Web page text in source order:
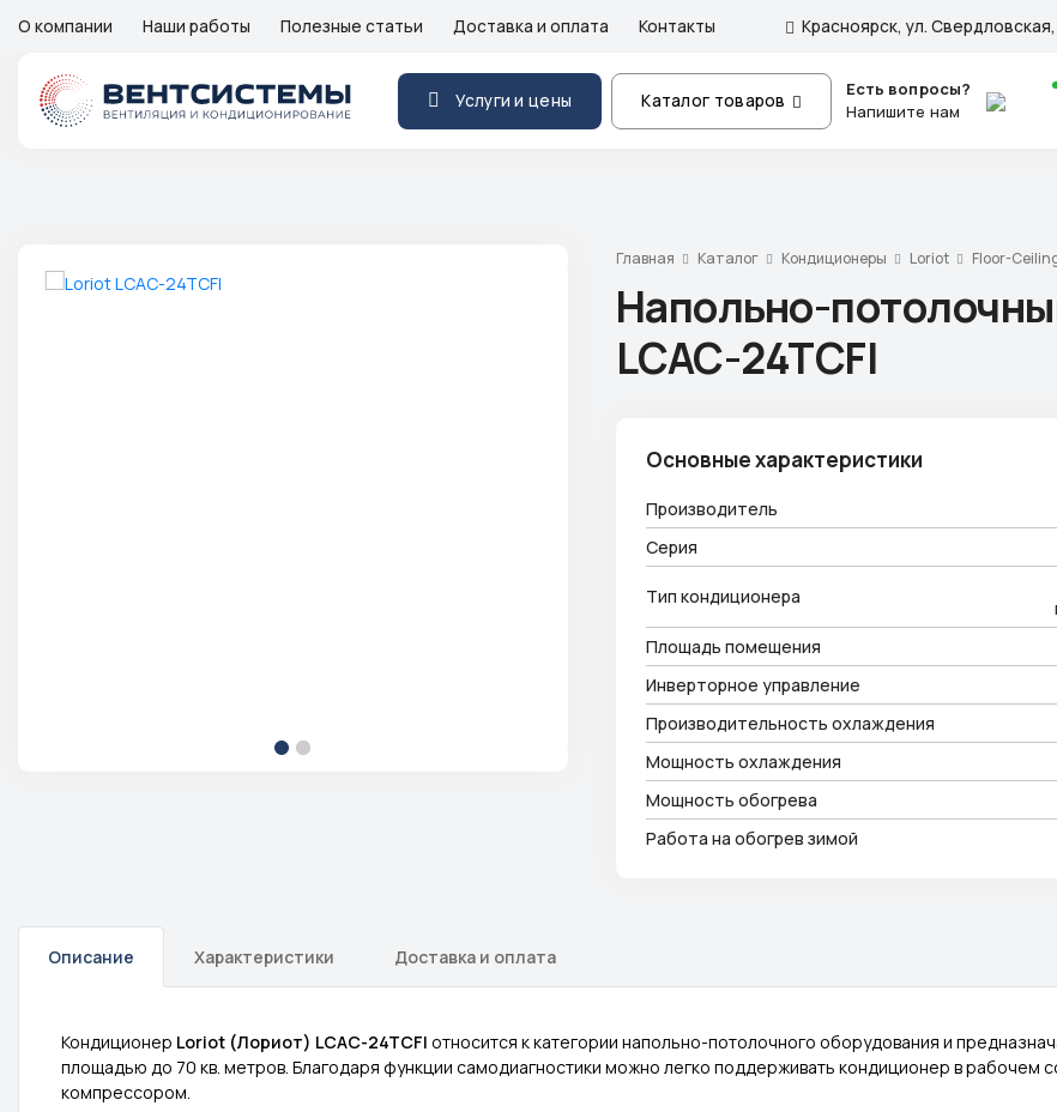
О компании Наши работы Полезные статьи Доставка и оплата Контакты Красноярск, ул.
Есть вопросы?
Напишите нам
Услуги и цены Каталог товаров
Главная Каталог Кондиционеры Loriot Floor-
Напольно-
LCAC-24TCFI
Основные характеристики
Производитель
Серия
Тип кондиционера
Площадь помещения
Инверторное управление
Производительность охлаждения
Мощность охлаждения
Мощность обогрева
Работа на обогрев зимой
Описание Характеристики Доставка и оплата
Кондиционер Loriot (Лориот) LCAC-24TCFI относится к категории напольно-потолочного оборудования и
площадью до 70 кв. метров. Благодаря функции самодиагностики можно легко поддерживать кондиционер в рабочем
компрессором.